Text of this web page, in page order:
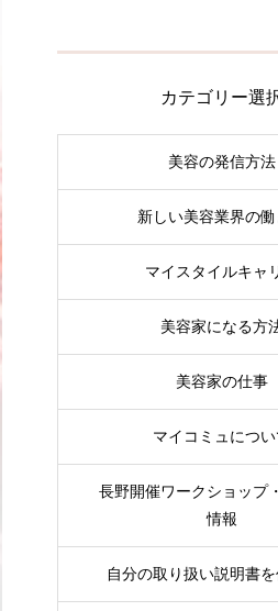
カテゴリー選
美容の発信方法
新しい美容業界の
マイスタイルキャ
美容家になる方
美容家の仕事
マイコミュについ
長野開催ワークショップ
情報
自分の取り扱い説明書を